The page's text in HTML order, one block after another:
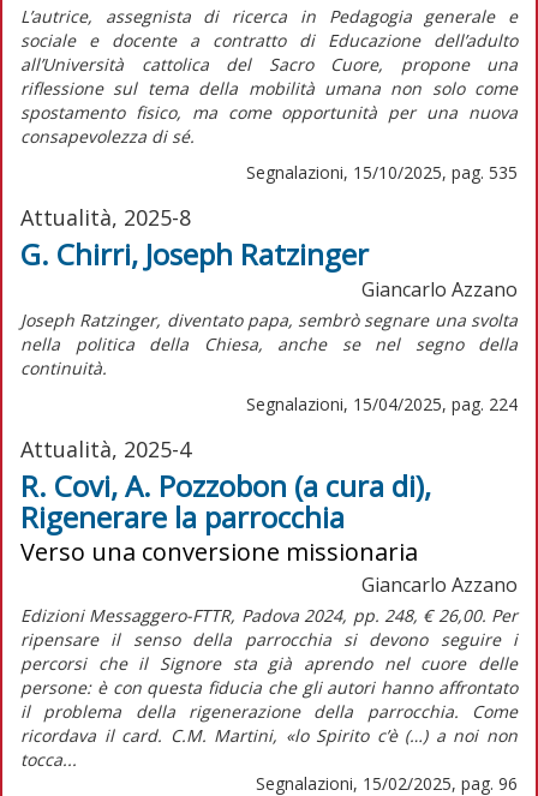
L’autrice, assegnista di ricerca in Pedagogia generale e
sociale e docente a contratto di Educazione dell’adulto
all’Università cattolica del Sacro Cuore, propone una
riflessione sul tema della mobilità umana non solo come
spostamento fisico, ma come opportunità per una nuova
consapevolezza di sé.
Segnalazioni, 15/10/2025, pag. 535
Attualità, 2025-8
G. Chirri, Joseph Ratzinger
Giancarlo Azzano
Joseph Ratzinger, diventato papa, sembrò segnare una svolta
nella politica della Chiesa, anche se nel segno della
continuità.
Segnalazioni, 15/04/2025, pag. 224
Attualità, 2025-4
R. Covi, A. Pozzobon (a cura di),
Rigenerare la parrocchia
Verso una conversione missionaria
Giancarlo Azzano
Edizioni Messaggero-FTTR, Padova 2024, pp. 248, € 26,00. Per
ripensare il senso della parrocchia si devono seguire i
percorsi che il Signore sta già aprendo nel cuore delle
persone: è con questa fiducia che gli autori hanno affrontato
il problema della rigenerazione della parrocchia. Come
ricordava il card. C.M. Martini, «lo Spirito c’è (…) a noi non
tocca...
Segnalazioni, 15/02/2025, pag. 96